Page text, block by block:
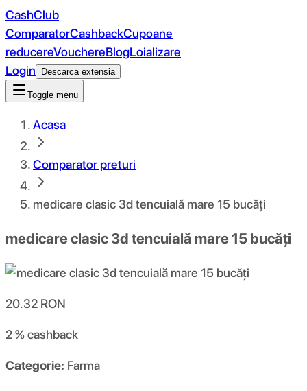
CashClub
ComparatorCashbackCupoane
reducereVouchereBlogLoializare
Login
Descarca extensia
Toggle menu
Acasa
Comparator preturi
medicare clasic 3d tencuială mare 15 bucăți
medicare clasic 3d tencuială mare 15 bucăți
20.32 RON
2 %cashback
Categorie: Farma